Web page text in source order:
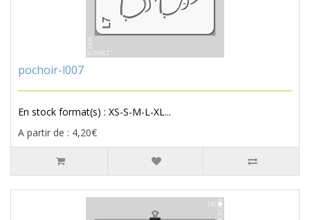
pochoir-l007
En stock format(s) : XS-S-M-L-XL...
A partir de : 4,20€